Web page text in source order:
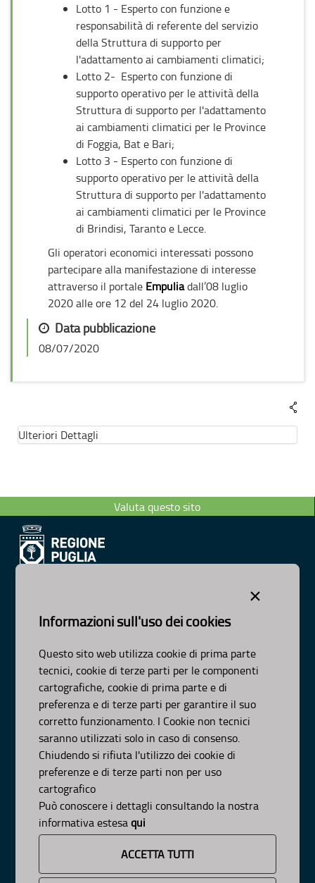
×
Informazioni sull'uso dei cookies
Questo sito web utilizza cookie di prima parte
tecnici, cookie di terze parti per le componenti
cartografiche, cookie di prima parte e di
preferenza e di terze parti per garantire il suo
corretto funzionamento. I Cookie non tecnici
saranno utilizzati solo in caso di consenso.
Chiudendo si rifiuta l'utilizzo dei cookie di
preferenze e di terze parti non per uso
cartografico
Può conoscere i dettagli consultando la nostra
informativa estesaqui
ACCETTA TUTTI
Lotto 1 - Esperto con funzione e
responsabilità di referente del servizio
della Struttura di supporto per
l'adattamento ai cambiamenti climatici;
Lotto 2- Esperto con funzione di
supporto operativo per le attività della
Struttura di supporto per l'adattamento
ai cambiamenti climatici per le Province
di Foggia, Bat e Bari;
Lotto 3 - Esperto con funzione di
supporto operativo per le attività della
Struttura di supporto per l'adattamento
ai cambiamenti climatici per le Province
di Brindisi, Taranto e Lecce.
Gli operatori economici interessati possono
partecipare alla manifestazione di interesse
attraverso il portale Empuliadall’08 luglio
2020 alle ore 12 del 24 luglio 2020.
Data pubblicazione
08/07/2020
Ulteriori Dettagli
Valuta questo sito
© Regione Puglia
XI-Az-11.1
Organizzazione
Pianificazione
Programmazione
APPROFONDIMENTI
Osservazioni CNAPI
Sviluppo Sostenibile
Decarbonizzazione
Un Pianeta Pulito per Tutti